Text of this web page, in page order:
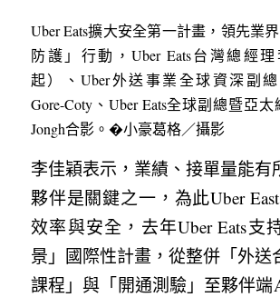
Uber Eats擴大安全第一計畫，領先業
防護」行動，Uber Eats台灣總經
起）、Uber外送事業全球資深副總
Gore-Coty、Uber Eats全球副總暨亞太
Jongh合影。�小豪葛格／攝影
李佳穎表示，業績、接單量能有
夥伴是關鍵之一，為此Uber
效率與安全，去年Uber Eats支
景」國際性計畫，從整併「外送
課程」與「開通測驗」至夥伴端